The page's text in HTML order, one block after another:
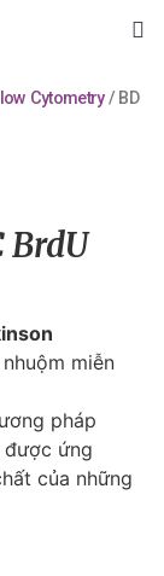
Cytometry/ BD
miễn
pháp
được ứng
của những